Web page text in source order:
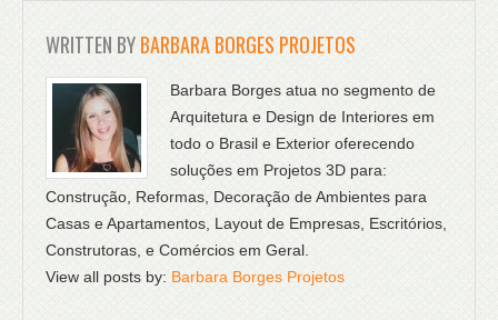
WRITTEN BYBARBARA BORGES PROJETOS
Barbara Borges atua no segmento de
Arquitetura e Design de Interiores em
todo o Brasil e Exterior oferecendo
soluções em Projetos 3D para:
Construção, Reformas, Decoração de Ambientes para
Casas e Apartamentos, Layout de Empresas, Escritórios,
Construtoras, e Comércios em Geral.
View all posts by: Barbara Borges Projetos